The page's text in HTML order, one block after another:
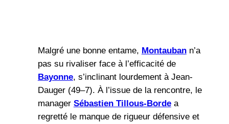
Malgré une bonne entame, Montaubann’a
pas su rivaliser face à l’efficacité de
Bayonne, s’inclinant lourdement à Jean-
Dauger (49–7). À l’issue de la rencontre, le
manager Sébastien Tillous-Bordea
regretté le manque de rigueur défensive et